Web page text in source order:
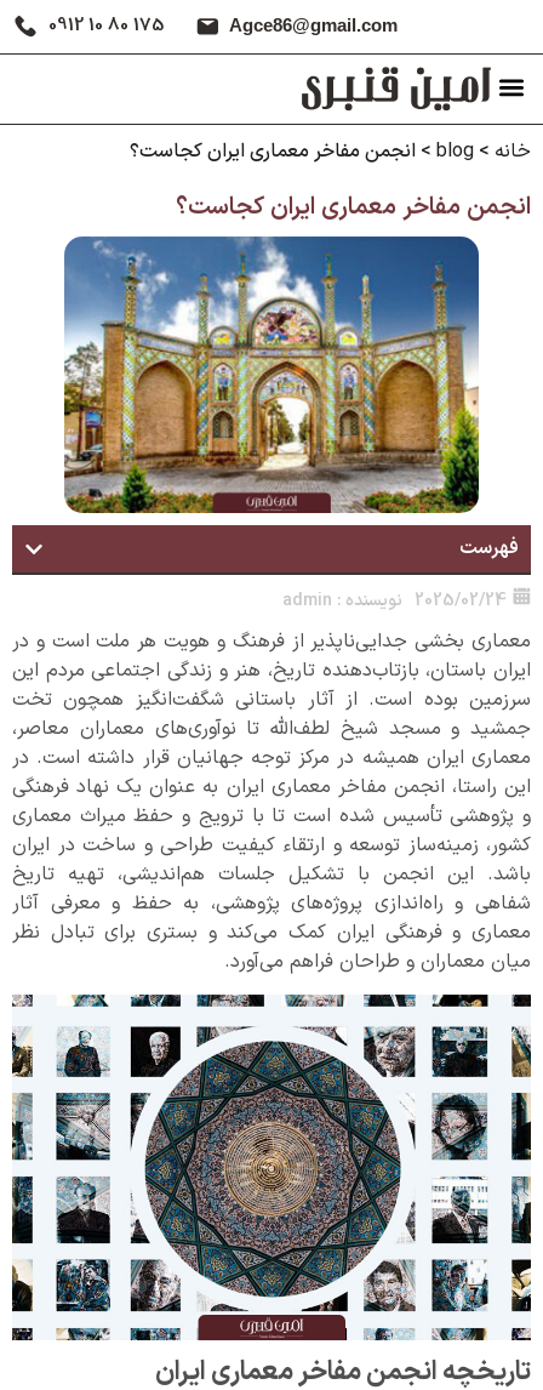
0912 10 80 175 Agce86@gmail.com
خانه>
blog
> انجمن مفاخر معماری ایران کجاست؟
انجمن مفاخر معماری ایران کجاست؟
فهرست
2025/02/24 نویسنده : admin
معماری بخشی جدایی‌ناپذیر از فرهنگ و هویت هر ملت است و در
ایران باستان، بازتاب‌دهنده تاریخ، هنر و زندگی اجتماعی مردم این
سرزمین بوده است. از آثار باستانی شگفت‌انگیز همچون تخت
جمشید و مسجد شیخ لطف‌الله تا نوآوری‌های معماران معاصر،
معماری ایران همیشه در مرکز توجه جهانیان قرار داشته است. در
این راستا، انجمن مفاخر معماری ایران به عنوان یک نهاد فرهنگی
و پژوهشی تأسیس شده است تا با ترویج و حفظ میراث معماری
کشور، زمینه‌ساز توسعه و ارتقاء کیفیت طراحی و ساخت در ایران
باشد. این انجمن با تشکیل جلسات هم‌اندیشی، تهیه تاریخ
شفاهی و راه‌اندازی پروژه‌های پژوهشی، به حفظ و معرفی آثار
معماری و فرهنگی ایران کمک می‌کند و بستری برای تبادل نظر
میان معماران و طراحان فراهم می‌آورد.
تاریخچه انجمن مفاخر معماری ایران